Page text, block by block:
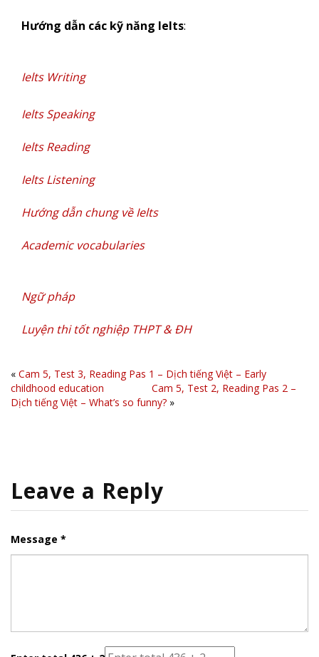
Hướng dẫn các kỹ năng Ielts:
Ielts Writing
Ielts Speaking
Ielts Reading
Ielts Listening
Hướng dẫn chung về Ielts
Academic vocabularies
Ngữ pháp
Luyện thi tốt nghiệp THPT & ĐH
« Cam 5, Test 3, Reading Pas 1 – Dịch tiếng Việt – Early
childhood education
Cam 5, Test 2, Reading Pas 2 –
Dịch tiếng Việt – What’s so funny? »
Leave a Reply
Message *